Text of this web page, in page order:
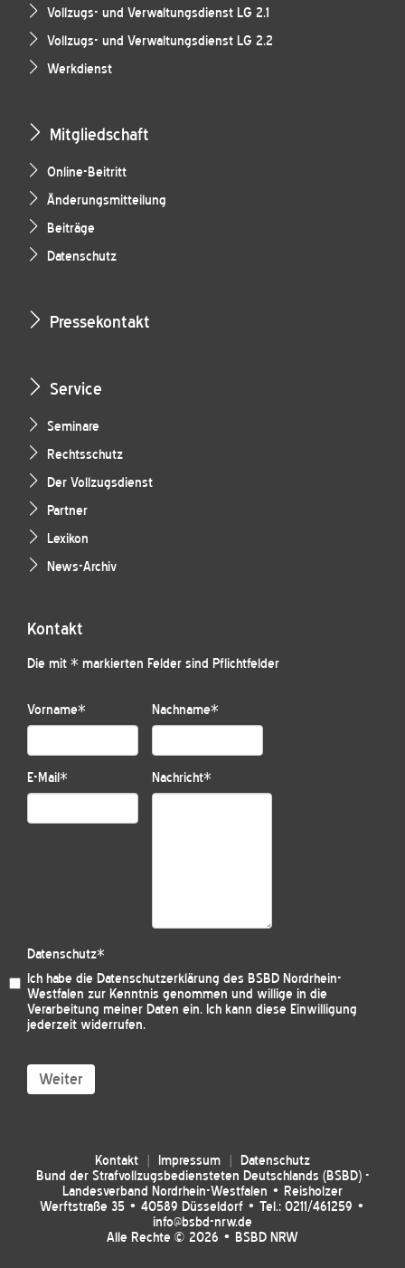
Vollzugs- und Verwaltungsdienst LG 2.1
Vollzugs- und Verwaltungsdienst LG 2.2
Werkdienst
Mitgliedschaft
Online-Beitritt
Änderungsmitteilung
Beiträge
Datenschutz
Pressekontakt
Service
Seminare
Rechtsschutz
Der Vollzugsdienst
Partner
Lexikon
News-Archiv
Kontakt
Die mit * markierten Felder sind Pflichtfelder
Vorname* Nachname*
E-Mail* Nachricht*
Datenschutz*
Ich habe die Datenschutzerklärung des BSBD Nordrhein-
Westfalen zur Kenntnis genommen und willige in die
Verarbeitung meiner Daten ein. Ich kann diese Einwilligung
jederzeit widerrufen.
Weiter
Kontakt Impressum
Datenschutz
Bund der Strafvollzugsbediensteten Deutschlands (BSBD) -
Landesverband Nordrhein-Westfalen • Reisholzer
Werftstraße 35 • 40589 Düsseldorf • Tel.: 0211/461259 •
info@bsbd-nrw.de
Alle Rechte © 2026 • BSBD NRW